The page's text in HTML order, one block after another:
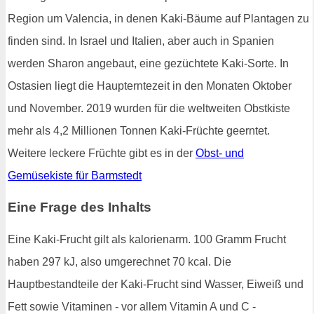
Region um Valencia, in denen Kaki-Bäume auf Plantagen zu
finden sind. In Israel und Italien, aber auch in Spanien
werden Sharon angebaut, eine gezüchtete Kaki-Sorte. In
Ostasien liegt die Haupterntezeit in den Monaten Oktober
und November. 2019 wurden für die weltweiten Obstkiste
mehr als 4,2 Millionen Tonnen Kaki-Früchte geerntet.
Weitere leckere Früchte gibt es in der Obst- und
Gemüsekiste für Barmstedt
Eine Frage des Inhalts
Eine Kaki-Frucht gilt als kalorienarm. 100 Gramm Frucht
haben 297 kJ, also umgerechnet 70 kcal. Die
Hauptbestandteile der Kaki-Frucht sind Wasser, Eiweiß und
Fett sowie Vitaminen - vor allem Vitamin A und C -